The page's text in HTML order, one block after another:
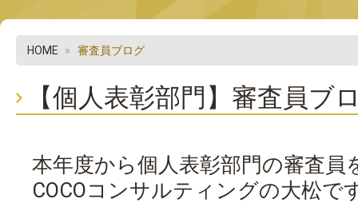
HOME 審査員ブログ
【個人表彰部門】審査員ブ
本年度から個人表彰部門の審査
COCOコンサルティングの大松で